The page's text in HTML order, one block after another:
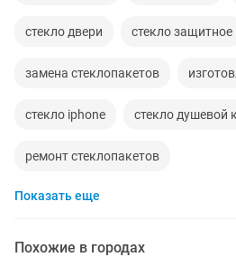
стекло двери стекло защитное
замена стеклопакетов
стекло iphone стекло душевой
ремонт стеклопакетов
стеклопакеты замена изготовление
Показать еще
Похожие в городах